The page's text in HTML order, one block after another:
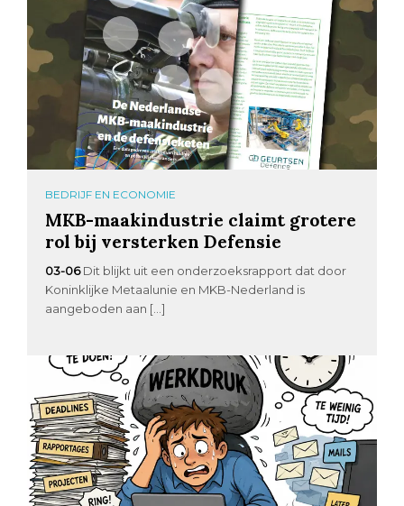
BEDRIJF EN ECONOMIE
MKB-maakindustrie claimt grotere
rol bij versterken Defensie
03-06 Dit blijkt uit een onderzoeksrapport dat door
Koninklijke Metaalunie en MKB-Nederland is
aangeboden aan […]